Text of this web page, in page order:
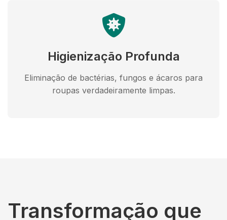
Higienização Profunda
Eliminação de bactérias, fungos e ácaros para
roupas verdadeiramente limpas.
Transformação que